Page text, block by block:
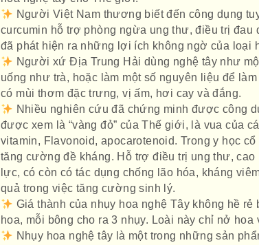
Người Việt Nam thương biết đến công dụng
curcumin hỗ trợ phòng ngừa ung thư, điều trị đau
đã phát hiện ra những lợi ích không ngờ của loại
Người xứ Địa Trung Hải dùng nghệ tây như
uống như trà, hoặc làm một số nguyên liệu để
có mùi thơm đặc trưng, vị ấm, hơi cay và đắng.
Nhiều nghiên cứu đã chứng minh được công
được xem là “vàng đỏ” của Thế giới, là vua của
vitamin, Flavonoid, apocarotenoid. Trong y học
tăng cường đề kháng. Hỗ trợ điều trị ung thư, cao
lực, có còn có tác dụng chống lão hóa, kháng
quả trong việc tăng cường sinh lý.
Giá thành của nhụy hoa nghệ Tây không hề
hoa, mỗi bông cho ra 3 nhụy. Loài này chỉ nở hoa
Nhụy hoa nghệ tây là một trong những sản